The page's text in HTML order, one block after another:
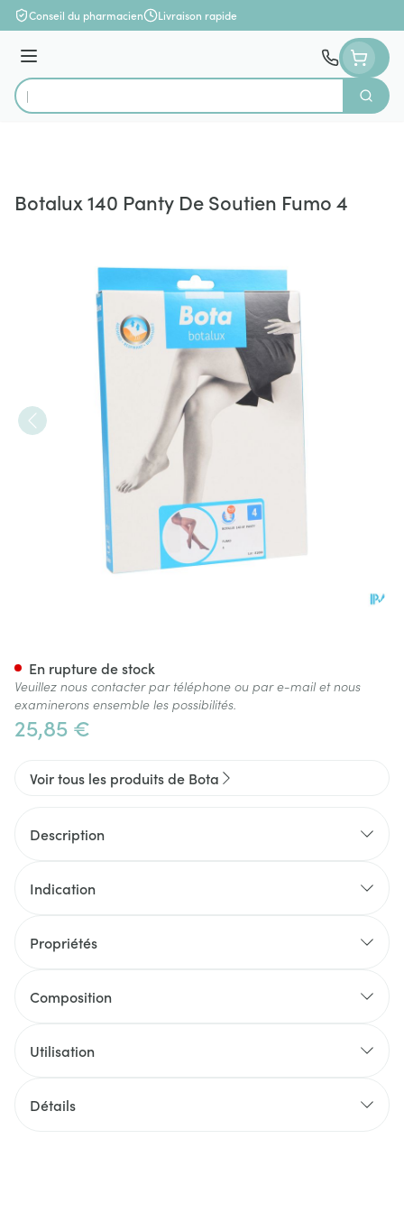
Aller au contenu
Conseil du pharmacien Livraison rapide
Menu
Rechercher
Botalux 140 Panty De Soutien Fumo 4
25,85 €
En rupture de stock
Veuillez nous contacter par téléphone ou par e-mail et nous
examinerons ensemble les possibilités.
Voir tous les produits de Bota
Description
Indication
Propriétés
Composition
Utilisation
Détails